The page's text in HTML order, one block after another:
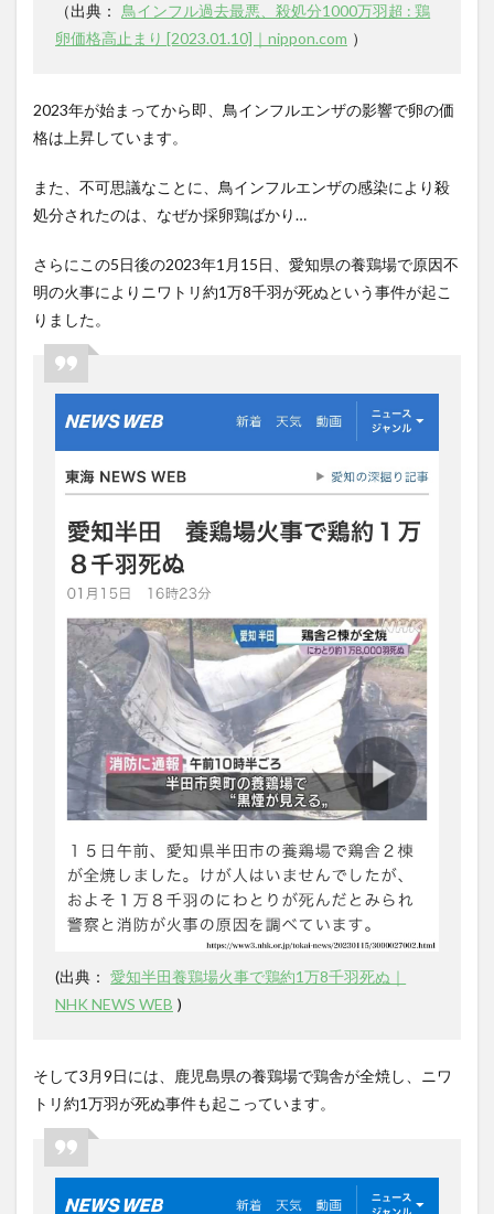
（出典：
鳥インフル過去最悪、殺処分1000万羽超 : 鶏
卵価格高止まり [2023.01.10]｜nippon.com ）
2023年が始まってから即、鳥インフルエンザの影響で卵の価
格は上昇しています。
また、不可思議なことに、鳥インフルエンザの感染により殺
処分されたのは、なぜか採卵鶏ばかり…
さらにこの5日後の2023年1 月 15日、愛知県の養鶏場で原因不
明の火事によりニワトリ約1万8千羽が死ぬという事件が起こ
りました。
(出典： 愛知半田養鶏場火事で鶏約1万8千羽死ぬ｜
NHK NEWS WEB )
そして3 月9日には、鹿児島県の養鶏場で鶏舎が全焼し、ニワ
トリ約1万羽が死ぬ事件も起こっています。